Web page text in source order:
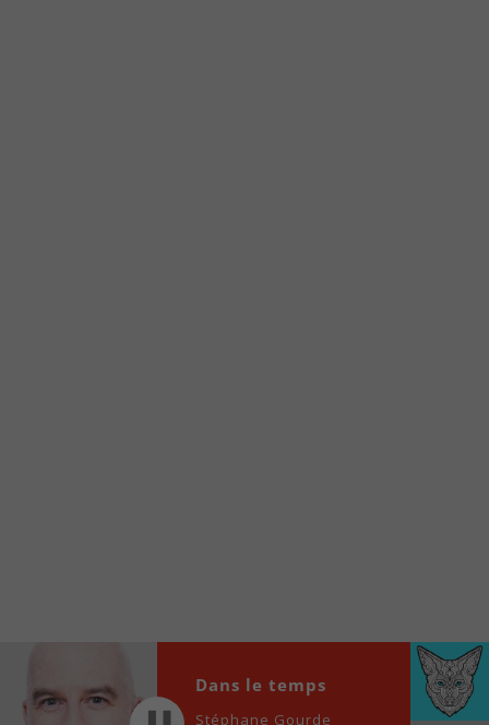
locale vous sont maintenant accessibles en un clic!
Audio
Player
00:00 00:00
Dans le temps
Stéphane Gourde